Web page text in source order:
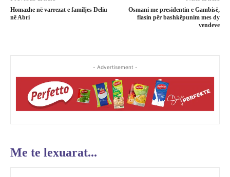
Homazhe në varrezat e familjes Deliu
në Abri
Osmani me presidentin e Gambisë,
flasin për bashkëpunim mes dy
vendeve
- Advertisement -
Me te lexuarat...